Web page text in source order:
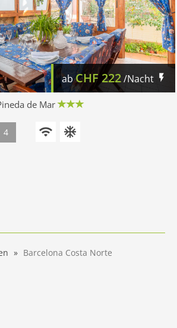
abCHF222/Nacht
de Mar
4
Barcelona Costa Norte